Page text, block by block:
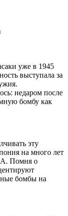
уже в 1945
выступала за
недаром после
бомбу как
эту
на много лет
Помня о
бомбы на